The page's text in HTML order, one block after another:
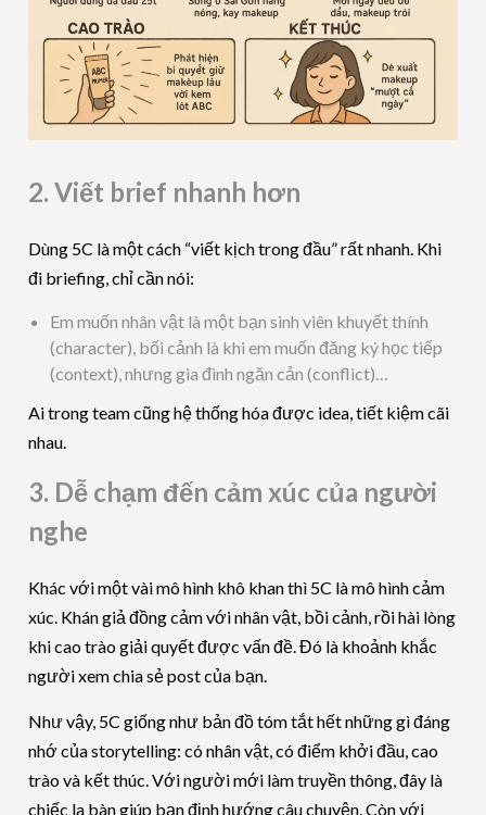
2. Viết brief nhanh hơn
Dùng 5C là một cách “viết kịch trong đầu” rất nhanh. Khi
đi briefing, chỉ cần nói:
Em muốn nhân vật là một bạn sinh viên khuyết thính
(character), bối cảnh là khi em muốn đăng ký học tiếp
(context), nhưng gia đình ngăn cản (conflict)…
Ai trong team cũng hệ thống hóa được idea, tiết kiệm cãi
nhau.
3. Dễ chạm đến cảm xúc của người
nghe
Khác với một vài mô hình khô khan thì 5C là mô hình cảm
xúc. Khán giả đồng cảm với nhân vật, bồi cảnh, rồi hài lòng
khi cao trào giải quyết được vấn đề. Đó là khoảnh khắc
người xem chia sẻ post của bạn.
Như vậy, 5C giống như bản đồ tóm tắt hết những gì đáng
nhớ của storytelling: có nhân vật, có điểm khởi đầu, cao
trào và kết thúc. Với người mới làm truyền thông, đây là
chiếc la bàn giúp bạn định hướng câu chuyện. Còn với